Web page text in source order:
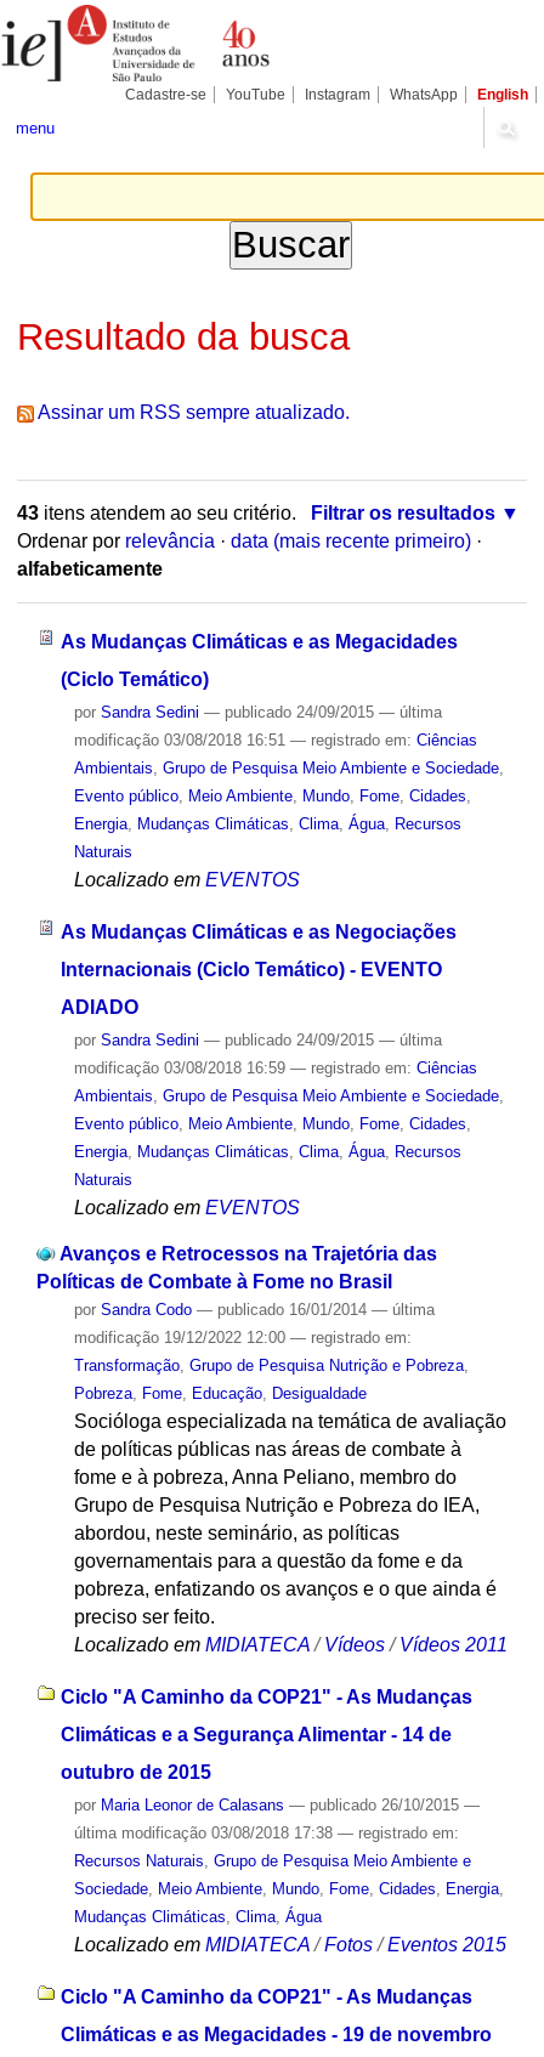
para
conteúdo.
Pessoais
Cadastre-se YouTube Instagram WhatsApp English
menu
Resultado da busca
Assinar um RSS sempre atualizado.
43itens atendem ao seu critério.
Filtrar os resultados
Ordenar por relevância · data (mais recente primeiro) ·
alfabeticamente
As Mudanças Climáticas e as Megacidades
(Ciclo Temático)
por Sandra Sedini — publicado24/09/2015 — última
modificação03/08/2018 16:51 — registrado em: Ciências
Ambientais Grupo de Pesquisa Meio Ambiente e Sociedade,
Evento público, Meio Ambiente, Mundo, Fome, Cidades
Energia, Mudanças Climáticas Clima, Água,
Recursos
Naturais
Localizado em EVENTOS
As Mudanças Climáticas e as Negociações
Internacionais (Ciclo Temático) - EVENTO
ADIADO
por Sandra Sedini — publicado24/09/2015 — última
modificação03/08/2018 16:59 — registrado em: Ciências
Ambientais Grupo de Pesquisa Meio Ambiente e Sociedade,
Evento público, Meio Ambiente, Mundo, Fome, Cidades
Energia, Mudanças Climáticas Clima, Água, Recursos
Naturais
Localizado em EVENTOS
Avanços e Retrocessos na Trajetória das
Políticas de Combate à Fome no Brasil
por Sandra Codo — publicado16/01/2014 — última
modificação19/12/2022 12:00 — registrado em:
Transformação, Grupo de Pesquisa Nutrição e Pobreza,
Pobreza, Fome, Educação, Desigualdade
Socióloga especializada na temática de avaliação
de políticas públicas nas áreas de combate à
fome e à pobreza, Anna Peliano, membro do
Grupo de Pesquisa Nutrição e Pobreza do IEA,
abordou, neste seminário, as políticas
governamentais para a questão da fome e da
pobreza, enfatizando os avanços e o que ainda é
preciso ser feito.
Localizado em MIDIATECA /Vídeos /Vídeos 2011
Ciclo "A Caminho da COP21" - As Mudanças
Climáticas e a Segurança Alimentar - 14 de
outubro de 2015
por Maria Leonor de Calasans — publicado26/10/2015 —
última modificação03/08/2018 17:38 — registrado em:
Recursos Naturais, Grupo de Pesquisa Meio Ambiente e
Sociedade, Meio Ambiente, Mundo, Fome, Cidades, Energia,
Mudanças Climáticas, Clima, Água
Localizado em MIDIATECA /Fotos /Eventos 2015
Ciclo "A Caminho da COP21" - As Mudanças
Climáticas e as Megacidades - 19 de novembro